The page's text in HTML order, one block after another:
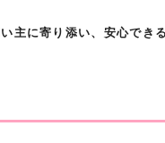
主に寄り添い、安心でき